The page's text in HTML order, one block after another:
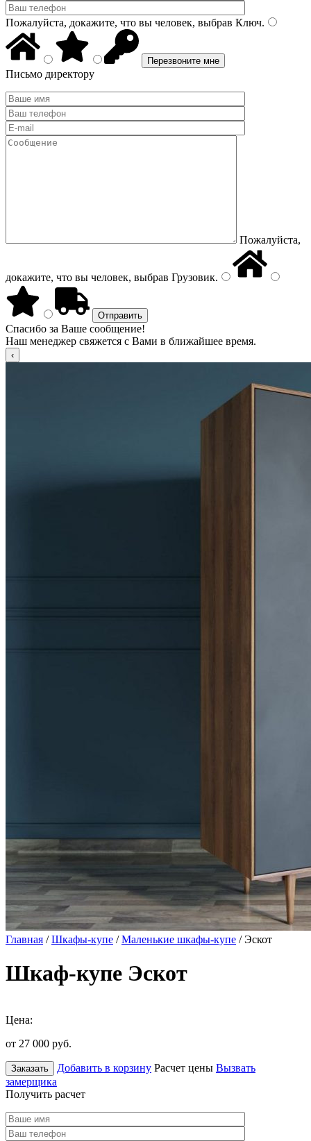
Пожалуйста, докажите, что вы человек, выбрав Ключ.
Письмо директору
Пожалуйста,
докажите, что вы человек, выбрав Грузовик.
Спасибо за Ваше сообщение!
Наш менеджер свяжется с Вами в ближайшее время.
Главная /Шкафы-купе /Маленькие шкафы-купе / Эскот
Шкаф-купе Эскот
Цена:
от 27 000 руб.
Заказать Добавить в корзину Расчет цены Вызвать
замерщика
Получить расчет